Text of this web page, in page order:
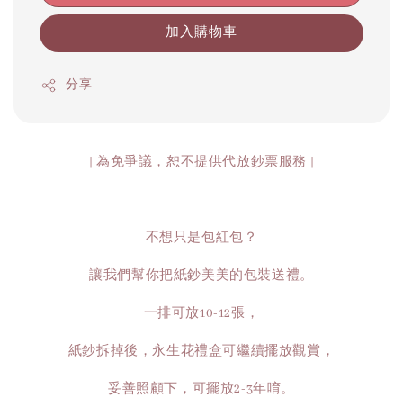
加入購物車
分享
| 為免爭議，恕不提供代放鈔票服務 |
不想只是包紅包？
讓我們幫你把紙鈔美美的包裝送禮。
一排可放10-12張，
紙鈔拆掉後，永生花禮盒可繼續擺放觀賞，
妥善照顧下，可擺放2-3年唷。